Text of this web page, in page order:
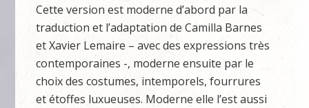
Cette version est moderne d’abord par la
traduction et l’adaptation de Camilla Barnes
et Xavier Lemaire – avec des expressions très
contemporaines -, moderne ensuite par le
choix des costumes, intemporels, fourrures
et étoffes luxueuses. Moderne elle l’est aussi